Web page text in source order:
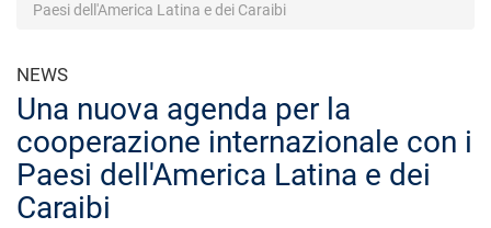
Paesi dell'America Latina e dei Caraibi
NEWS
Una nuova agenda per la
cooperazione internazionale con i
Paesi dell'America Latina e dei
Caraibi